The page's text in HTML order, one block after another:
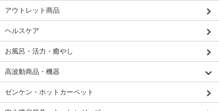
アウトレット商品
ヘルスケア
お風呂・活力・癒やし
高波動商品・機器
ゼンケン・ホットカーペット